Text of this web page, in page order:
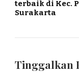
terbaik di Kec.
Surakarta
Tinggalkan